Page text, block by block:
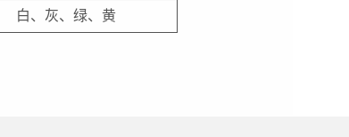
白、灰、绿、黄